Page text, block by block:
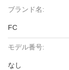
ブランド名:
FC
モデル番号:
なし